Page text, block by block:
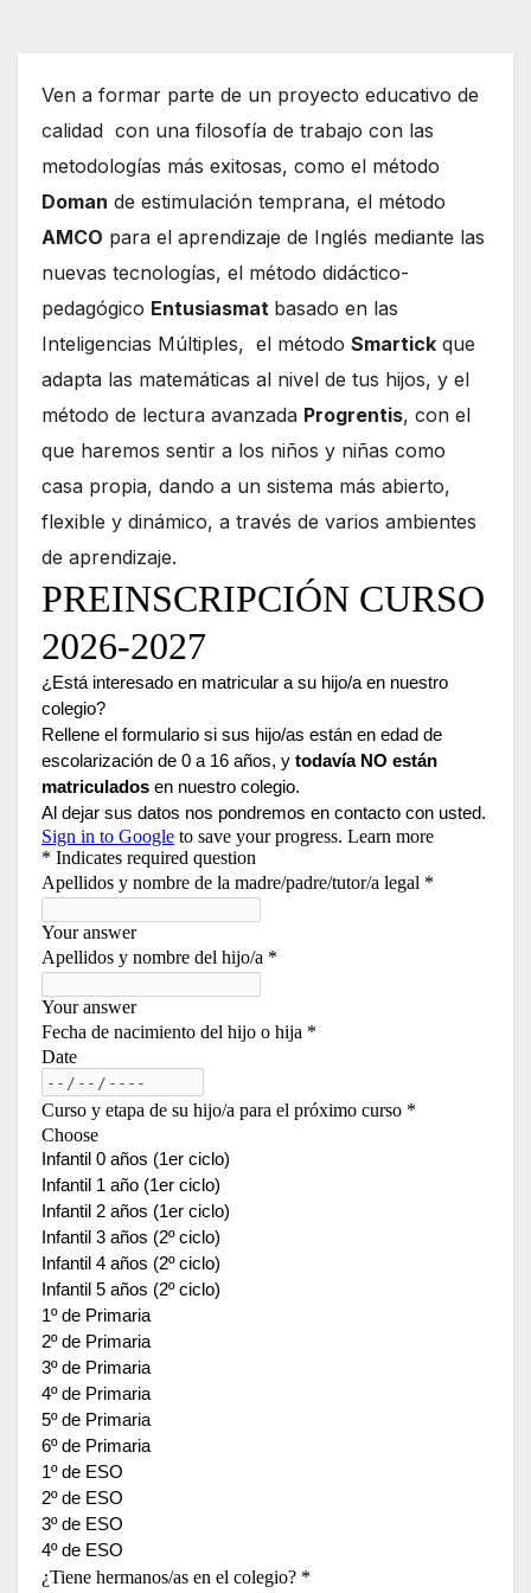
Ven a formar parte de un proyecto educativo de
calidad con una filosofía de trabajo con las
metodologías más exitosas, como el método
Doman de estimulación temprana, el método
AMCO para el aprendizaje de Inglés mediante las
nuevas tecnologías, el método didáctico-
pedagógico Entusiasmat basado en las
Inteligencias Múltiples, el método Smartick que
adapta las matemáticas al nivel de tus hijos, y el
método de lectura avanzada Progrentis, con el
que haremos sentir a los niños y niñas como
casa propia, dando a un sistema más abierto,
flexible y dinámico, a través de varios ambientes
de aprendizaje.